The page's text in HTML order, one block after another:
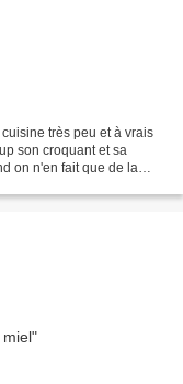
très peu et à vrais
son croquant et sa
on n'en fait que de la